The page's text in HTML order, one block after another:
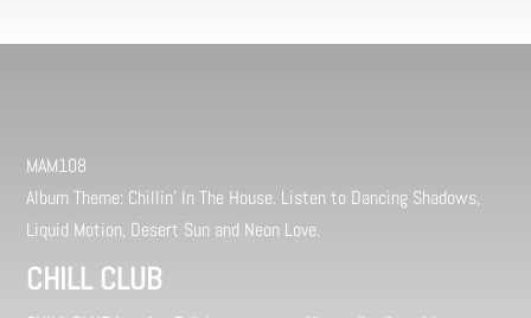
MAM108
Album Theme: Chillin’ In The House. Listen to Dancing Shadows,
Liquid Motion, Desert Sun and Neon Love.
CHILL CLUB